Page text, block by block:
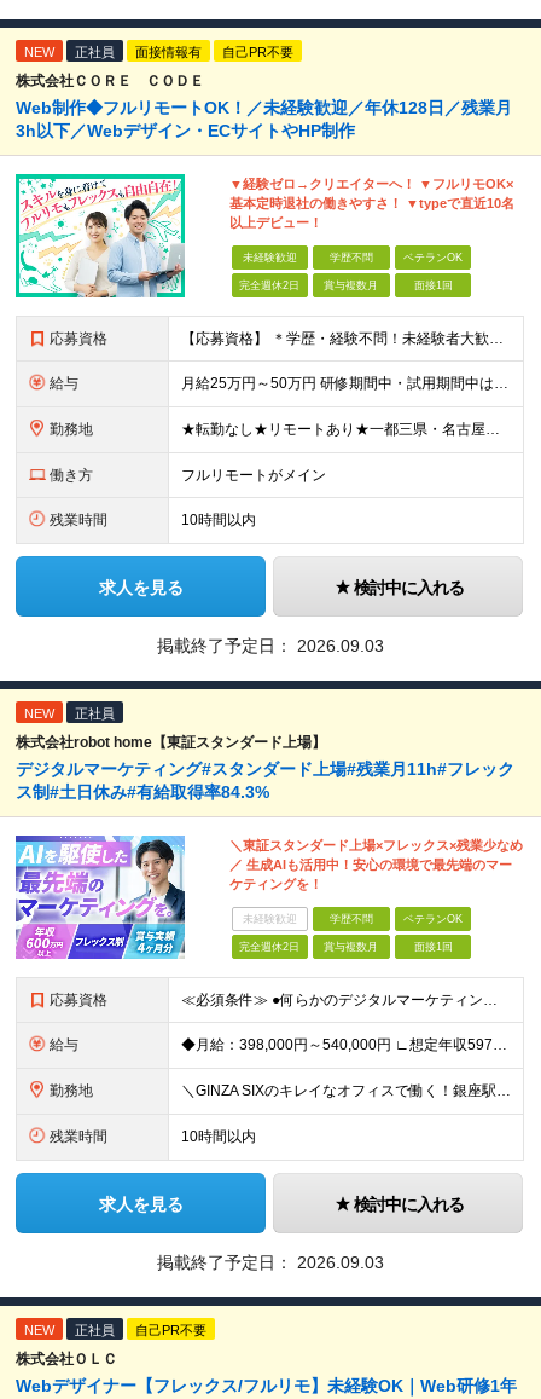
NEW 正社員 面接情報有 自己PR不要
株式会社ＣＯＲＥ ＣＯＤＥ
Web制作◆フルリモートOK！／未経験歓迎／年休128日／残業月
3h以下／Webデザイン・ECサイトやHP制作
▼経験ゼロ→クリエイターへ！ ▼フルリモOK×
基本定時退社の働きやすさ！ ▼typeで直近10名
以上デビュー！
未経験歓迎 学歴不問 ベテランOK
完全週休2日 賞与複数月 面接1回
応募資格 【応募資格】 ＊学歴・経験不問！未経験者大歓迎＊ ◆未経験からWebクリエイターとして働いてみたい方 ◆第二新卒・ブランクのある方も大歓迎！ ★学歴・知識・経験は一切問いません！ ★面接は「ポート
給与 月給25万円～50万円 研修期間中・試用期間中は給与が異なります。 >>研修期間中（入社6ヶ月後）の給与 一律：月給21万円～50万円 >>試用期間中（6ヶ月）の給与 関東：月給21万円～ 関西
勤務地 ★転勤なし★リモートあり★一都三県・名古屋・関西・九州 ◎案件によって ┗完全在宅勤務（フルリモート）も可能！ ┗希望に応じて幅広い働き方やプランが選べます！ ◆本社または一都三県 （東京都・
働き方 フルリモートがメイン
残業時間 10時間以内
求人を見る 検討中に入れる
掲載終了予定日： 2026.09.03
NEW 正社員
株式会社robot home【東証スタンダード上場】
デジタルマーケティング#スタンダード上場#残業月11h#フレック
ス制#土日休み#有給取得率84.3%
＼東証スタンダード上場×フレックス×残業少なめ
／ 生成AIも活用中！安心の環境で最先端のマー
ケティングを！
未経験歓迎 学歴不問 ベテランOK
完全週休2日 賞与複数月 面接1回
応募資格 ≪必須条件≫ ●何らかのデジタルマーケティング実務経験（toB・toC不問） ●学歴不問 ★20代・30代活躍中 ～こんな方大歓迎～ ◎MA/CRMツールの設計・運用実務経験（1年以上） ◎リードス
給与 ◆月給：398,000円～540,000円 ∟想定年収597万円～810万円 ※経験・スキルにより、給与額を決定します ※上記月給には固定残業代（月20時間分/53,600円～72,800円）を含み
勤務地 ＼GINZA SIXのキレイなオフィスで働く！銀座駅・東銀座駅から徒歩1分／ ★東京都中央区銀座6-10-1 GINZA SIX 9F (変更の範囲)上記を除く当社関連勤務地
残業時間 10時間以内
求人を見る 検討中に入れる
掲載終了予定日： 2026.09.03
NEW 正社員 自己PR不要
株式会社ＯＬＣ
Webデザイナー【フレックス/フルリモ】未経験OK｜Web研修1年